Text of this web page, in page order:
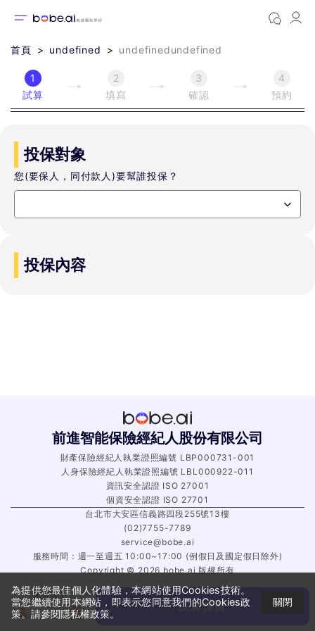
首頁 undefined undefinedundefined
1
試算
2
填寫
3
確認
4
預約
投保對象
您(要保人，同付款人)要幫誰投保？
投保內容
保費總計
$ －－－元 試算保費
前進智能保險經紀人股份有限公司
財產保險經紀人執業證照編號 LBP000731-001
人身保險經紀人執業證照編號 LBL000922-011
資訊安全認證 ISO 27001
個資安全認證 ISO 27701
台北市大安區信義路四段255號13樓
(02)7755-7789
service@bobe.ai
服務時間：週一至週五 10:00~17:00 (例假日及國定假日除外)
Copyright ©2026bobe.ai 版權所有
為提供您最佳個人化體驗，本網站使用Cookies技術。
當您繼續使用本網站，即表示您同意我們的Cookies政
策。請參閱隱私權政策。
關閉